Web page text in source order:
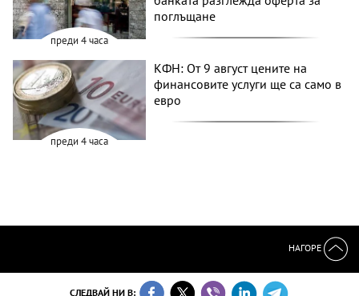
преди 4 часа
поглъщане
преди 4 часа
КФН: От 9 август цените на
финансовите услуги ще са само в
евро
НАГОРЕ
СЛЕДВАЙ НИ В: